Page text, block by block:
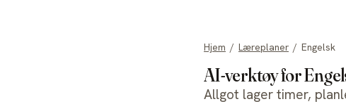
Hjem / Læreplaner / Engelsk
AI-verktøy for
Allgot lager timer,